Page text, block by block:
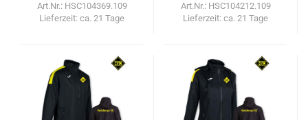
Art.Nr.: HSC104369.109
Lieferzeit: ca. 21 Tage
Art.Nr.: HSC104212.109
Lieferzeit: ca. 21 Tage